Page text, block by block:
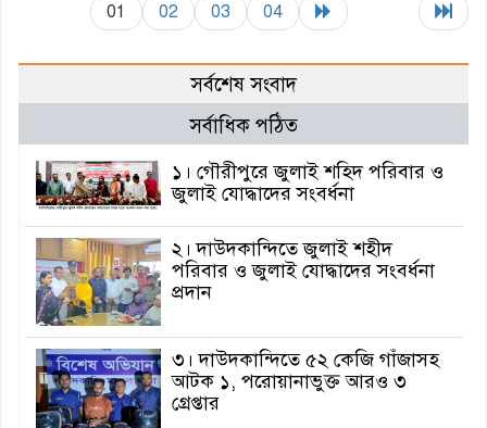
01 02 03 04
সর্বশেষ সংবাদ
সর্বাধিক পঠিত
১। গৌরীপুরে জুলাই শহিদ পরিবার ও
জুলাই যোদ্ধাদের সংবর্ধনা
২। দাউদকান্দিতে জুলাই শহীদ
পরিবার ও জুলাই যোদ্ধাদের সংবর্ধনা
প্রদান
৩। দাউদকান্দিতে ৫২ কেজি গাঁজাসহ
আটক ১, পরোয়ানাভুক্ত আরও ৩
গ্রেপ্তার